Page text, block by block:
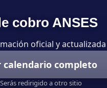
cobro ANSES
oficial y actualizada
calendario completo
Serás redirigido a otro sitio